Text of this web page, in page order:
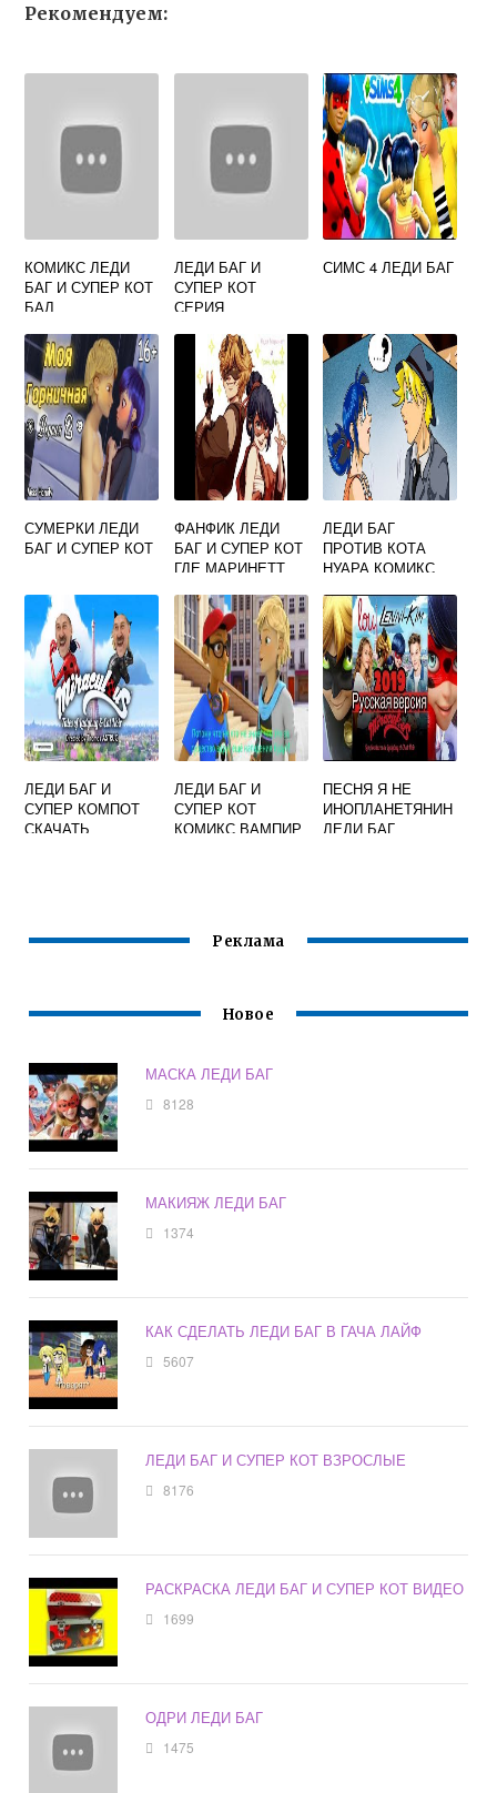
Рекомендуем:
КОМИКС ЛЕДИ
БАГ И СУПЕР КОТ
БАЛ
ЛЕДИ БАГ И
СУПЕР КОТ
СЕРИЯ
СИМС 4 ЛЕДИ БАГ
СУМЕРКИ ЛЕДИ
БАГ И СУПЕР КОТ
ФАНФИК ЛЕДИ
БАГ И СУПЕР КОТ
ГДЕ МАРИНЕТТ
ЛИЦО ЗА
КАПЮШОНОМ
ЛЕДИ БАГ
ПРОТИВ КОТА
НУАРА КОМИКС
ЛЕДИ БАГ И
СУПЕР КОМПОТ
СКАЧАТЬ
ЛЕДИ БАГ И
СУПЕР КОТ
КОМИКС ВАМПИР
ПЕСНЯ Я НЕ
ИНОПЛАНЕТЯНИН
ЛЕДИ БАГ
Реклама
Новое
МАСКА ЛЕДИ БАГ
8128
МАКИЯЖ ЛЕДИ БАГ
1374
КАК СДЕЛАТЬ ЛЕДИ БАГ В ГАЧА ЛАЙФ
5607
ЛЕДИ БАГ И СУПЕР КОТ ВЗРОСЛЫЕ
8176
РАСКРАСКА ЛЕДИ БАГ И СУПЕР КОТ ВИДЕО
1699
ОДРИ ЛЕДИ БАГ
1475